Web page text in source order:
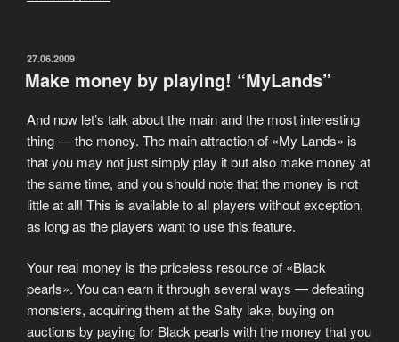
лиха
начало!»
ОПУБЛИКОВАНО
27.06.2009
Make money by playing! “MyLands”
And now let’s talk about the main and the most interesting
thing — the money. The main attraction of «My Lands» is
that you may not just simply play it but also make money at
the same time, and you should note that the money is not
little at all! This is available to all players without exception,
as long as the players want to use this feature.
Your real money is the priceless resource of «Black
pearls». You can earn it through several ways — defeating
monsters, acquiring them at the Salty lake, buying on
auctions by paying for Black pearls with the money that you